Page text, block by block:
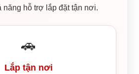
năng hỗ trợ lắp đặt tận nơi.
🚗
Lắp tận nơi